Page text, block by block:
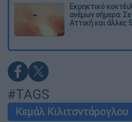
Εκρηκτικό
ανέμων σήμερα:
Αττική και άλλες
#TAGS
Κεμάλ Κιλιτσντάρογλου